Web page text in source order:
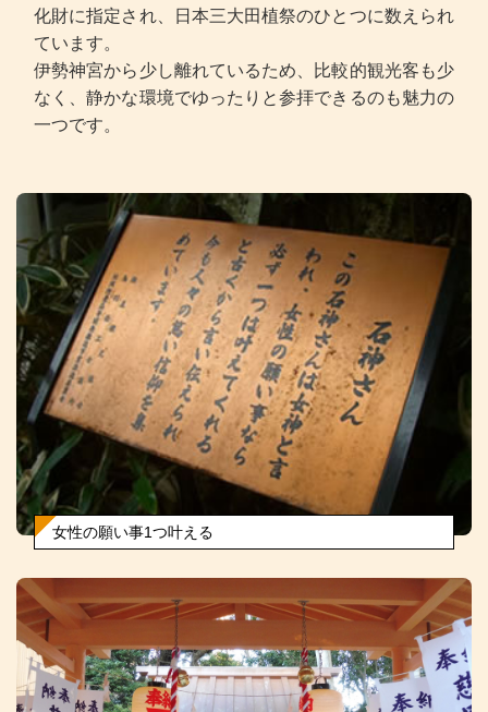
化財に指定され、日本三大田植祭のひとつに数えられ
ています。
伊勢神宮から少し離れているため、比較的観光客も少
なく、静かな環境でゆったりと参拝できるのも魅力の
一つです。
女性の願い事1つ叶える